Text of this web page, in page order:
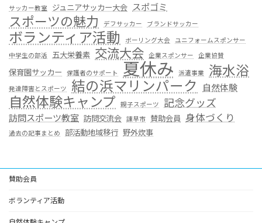
サッカー教室 ジュニアサッカー大会 スポゴミ
スポーツの魅力 デフサッカー ブランドサッカー
ボランティア活動 ボーリング大会
ユニフォームスポンサー
中学生の部活
五大栄養素 交流大会 企業スポンサー 企業協賛
保育園サッカー 保護者のサポート 夏休み 派遣事業 海水浴
発達障害とスポーツ 結の浜マリンパーク 自然体験
自然体験キャンプ 親子スポーツ 記念グッズ
訪問スポーツ教室 訪問交流会 諌早市 賛助会員 身体づくり
過去の記事まとめ 部活動地域移行 野外炊事
賛助会員
ボランティア活動